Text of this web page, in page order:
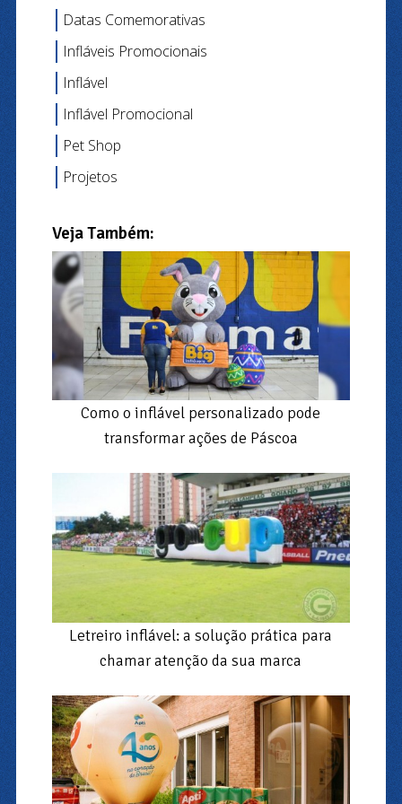
Datas Comemorativas
Infláveis Promocionais
Inflável
Inflável Promocional
Pet Shop
Projetos
Veja Também:
Como o inflável personalizado pode
transformar ações de Páscoa
Letreiro inflável: a solução prática para
chamar atenção da sua marca